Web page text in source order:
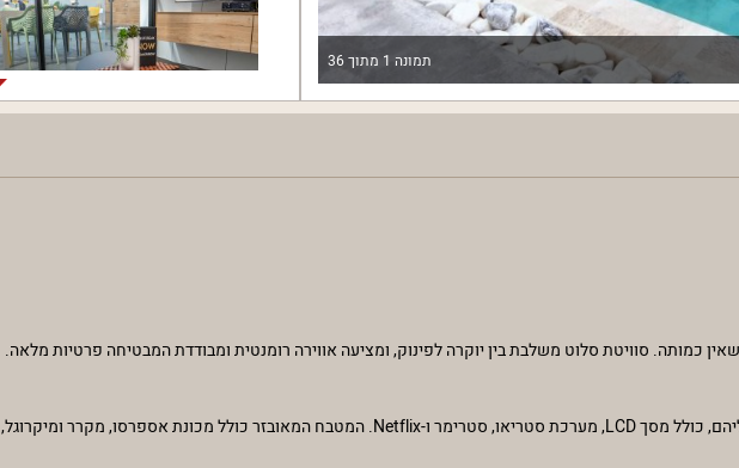
תמונה 1 מתוך36
כמותה. סוויטת סלוט משלבת בין יוקרה לפינוק, ומציעה אווירה רומנטית ומבודדת המבטיחה פרטיות מלאה.
הסוויטה היוקרתית מצוידת בכל האביזרים המודרניים שתוכלו לחלום עליהם, כולל מסך LCD, מערכת סטריאו, סטרימר ו-Netflix. המטבח המאובזר כולל מכונת אספרסו, מקרר ומיקרוגל,